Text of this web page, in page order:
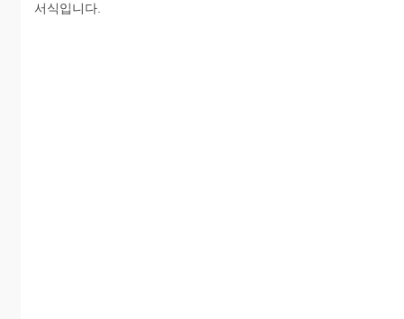
서식입니다.